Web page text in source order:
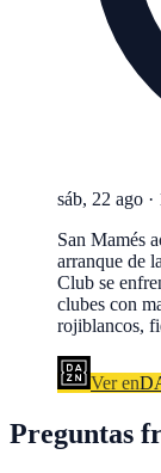
sáb, 22 ago ·
San Mamés
arranque de
Club se
clubes con
rojiblancos,
Ver en
Preguntas